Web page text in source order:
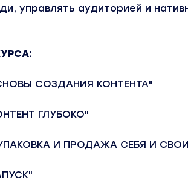
управлять аудиторией и
СОЗДАНИЯ КОНТЕНТА"
ГЛУБОКО"
И ПРОДАЖА СЕБЯ И